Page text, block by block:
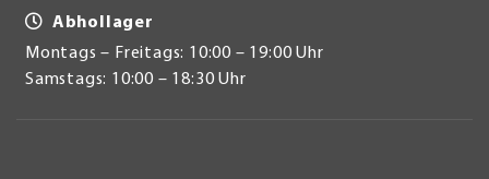
Abhollager
Montags – Freitags: 10:00 – 19:00 Uhr
Samstags: 10:00 – 18:30 Uhr